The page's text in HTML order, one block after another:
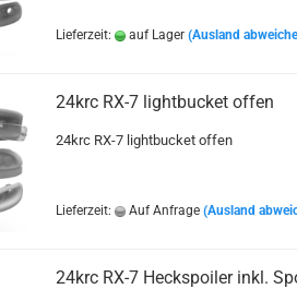
Lieferzeit: auf Lager (Ausland
24krc RX-7 lightbucket offen
24krc RX-7 lightbucket offen
Lieferzeit: Auf Anfrage (Ausland
24krc RX-7 Heckspoiler inkl.